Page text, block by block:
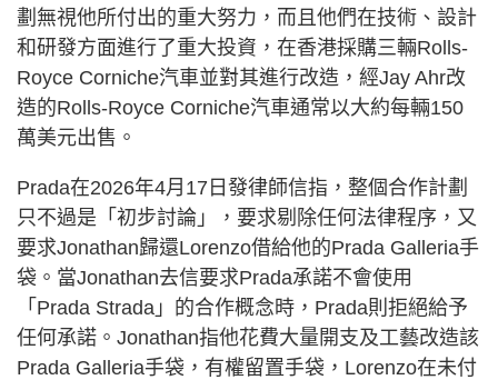
劃無視他所付出的重大努力，而且他們在技術、設計
和研發方面進行了重大投資，在香港採購三輛Rolls-
Royce Corniche汽車並對其進行改造，經Jay Ahr改
造的Rolls-Royce Corniche汽車通常以大約每輛150
萬美元出售。
Prada在2026年4月17日發律師信指，整個合作計劃
只不過是「初步討論」，要求剔除任何法律程序，又
要求Jonathan歸還Lorenzo借給他的Prada Galleria手
袋。當Jonathan去信要求Prada承諾不會使用
「Prada Strada」的合作概念時，Prada則拒絕給予
任何承諾。Jonathan指他花費大量開支及工藝改造該
Prada Galleria手袋，有權留置手袋，Lorenzo在未付